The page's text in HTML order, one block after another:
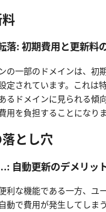
落: 初期費用と更新料
の一部のドメインは、初
定されています。これは
るドメインに見られる傾
用を負担することになりま
とし穴
自動更新のデメリッ
利な機能である一方、ユ
動で費用が発生してしま